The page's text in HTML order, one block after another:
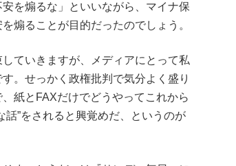
を煽るな」といいながら、マイナ保
煽ることが目的だったのでしょう。
ていきますが、メディアにとって私
。せっかく政権批判で気分よく盛り
紙とFAXだけでどうやってこれから
”をされると興覚めだ、というのが